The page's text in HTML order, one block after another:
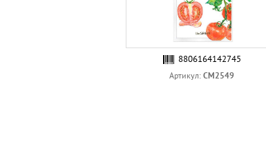
8806164142745
Артикул: СМ2549